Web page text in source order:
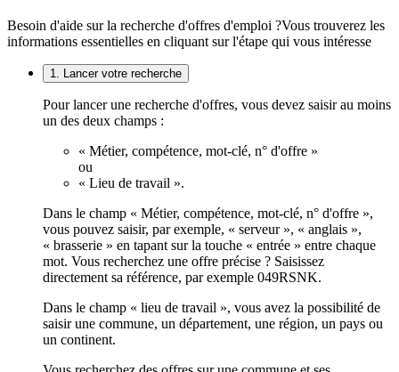
Besoin d'aide sur la recherche d'offres d'emploi ?Vous trouverez les
informations essentielles en cliquant sur l'étape qui vous intéresse
1. Lancer votre recherche
Pour lancer une recherche d'offres, vous devez saisir au moins
un des deux champs :
« Métier, compétence, mot-clé, n° d'offre »
ou
« Lieu de travail ».
Dans le champ « Métier, compétence, mot-clé, n° d'offre »,
vous pouvez saisir, par exemple, « serveur », « anglais »,
« brasserie » en tapant sur la touche « entrée » entre chaque
mot. Vous recherchez une offre précise ? Saisissez
directement sa référence, par exemple 049RSNK.
Dans le champ « lieu de travail », vous avez la possibilité de
saisir une commune, un département, une région, un pays ou
un continent.